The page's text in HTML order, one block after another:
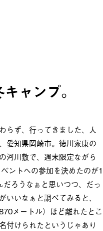
ャンプ。
ず、行ってきました、人
愛知県岡崎市。徳川家康の
河川敷で、週末限定ながら
ントへの参加を決めたのが1
ろうなぁと思いつつ、だっ
いなぁと調べてみると、
メートル）ほど離れたとこ
付けられたというじゃあり